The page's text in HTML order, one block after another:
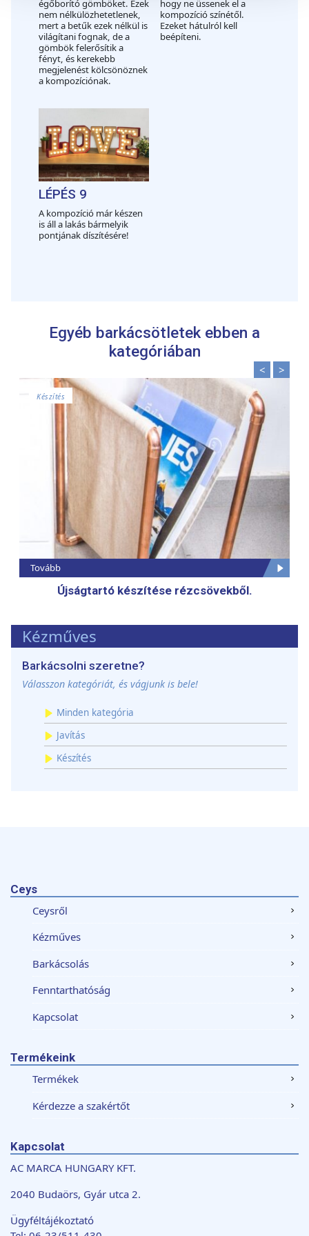
szabásához, közösségi funkciók biztosításához,
valamint weboldalforgalmunk elemzéséhez. Ezenkívül
közösségi média-, hirdető- és elemező partnereinkkel
megosztjuk az Ön weboldalhasználatra vonatkozó
adatait, akik kombinálhatják az adatokat más olyan
Ön által használt más szolgáltatásokból gyűjtöttek.
égőborító gömböket. Ezek
nem nélkülözhetetlenek,
mert a betűk ezek nélkül is
világítani fognak, de a
gömbök felerősítik a
fényt, és kerekebb
megjelenést kölcsönöznek
a kompozíciónak.
hogy ne üssenek el a
kompozíció színétől.
Ezeket hátulról kell
beépíteni.
LÉPÉS 9
A kompozíció már készen
is áll a lakás bármelyik
pontjának díszítésére!
Egyéb barkácsötletek ebben a
kategóriában
Készítés
Tovább
Újságtartó készítése rézcsövekből.
< >
Kézműves
Barkácsolni szeretne?
Válasszon kategóriát, és vágjunk is bele!
Minden kategória
Javítás
Készítés
Ceys
Ceysről
Kézműves
Barkácsolás
Fenntarthatóság
Kapcsolat
Termékeink
Termékek
Kérdezze a szakértőt
Kapcsolat
AC MARCA HUNGARY KFT.
2040 Budaörs, Gyár utca 2.
Ügyféltájékoztató